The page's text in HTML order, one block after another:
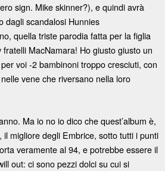
sign. Mike skinner?), e quindi avrà
dagli scandalosi Hunnies
quella triste parodia fatta per la figlia
MacNamara! Ho giusto giusto un
voi -2 bambinoni troppo cresciuti, con
vene che riversano nella loro
Ma io no io dico che quest’album è,
migliore degli Embrice, sotto tutti i punti
veramente al 94, e potrebbe essere il
out: ci sono pezzi dolci su cui si